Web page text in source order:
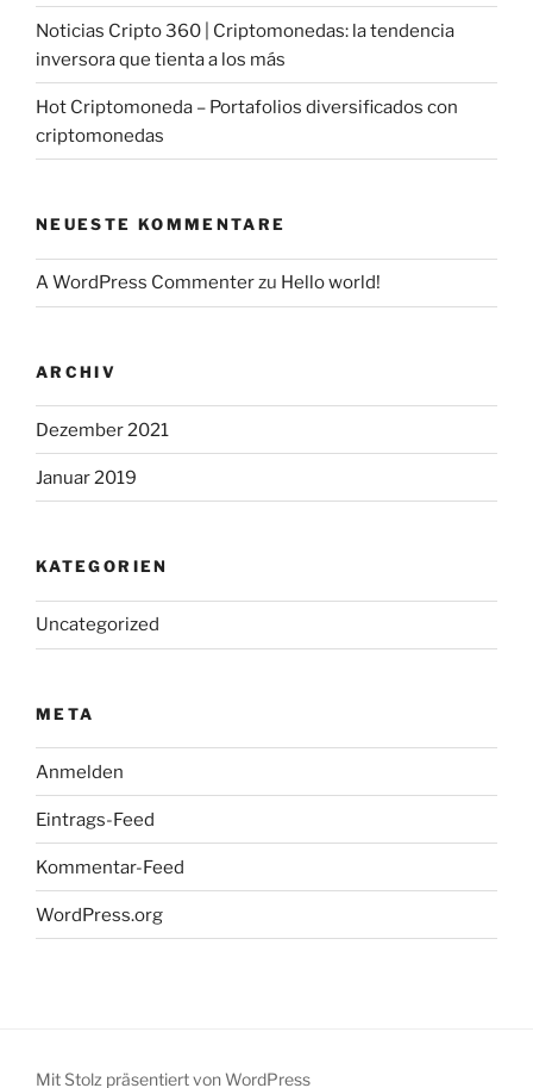
Noticias Cripto 360 | Criptomonedas: la tendencia
inversora que tienta a los más
Hot Criptomoneda – Portafolios diversificados con
criptomonedas
NEUESTE KOMMENTARE
A WordPress Commenterzu Hello world!
ARCHIV
Dezember 2021
Januar 2019
KATEGORIEN
Uncategorized
META
Anmelden
Eintrags-Feed
Kommentar-Feed
WordPress.org
Mit Stolz präsentiert von WordPress